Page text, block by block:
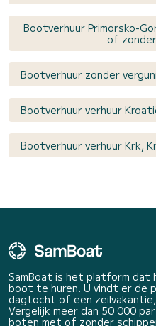
Bootverhuur Primorsko-
of
Bootverhuur zonder
Bootverhuur verhuur
Bootverhuur verhuur Krk,
SamBoat is het platform dat
boot te huren. U vindt er de
dagtocht of een
Vergelijk meer dan 50 000
boten met of zonder